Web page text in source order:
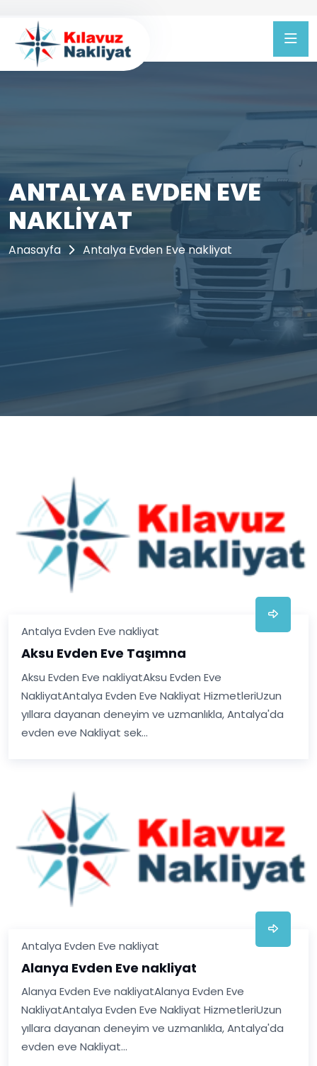
ANTALYA EVDEN EVE
NAKLIYAT
Anasayfa Antalya Evden Eve nakliyat
Antalya Evden Eve nakliyat
Aksu Evden Eve Taşımna
Aksu Evden Eve nakliyatAksu Evden Eve
NakliyatAntalya Evden Eve Nakliyat HizmetleriUzun
yıllara dayanan deneyim ve uzmanlıkla, Antalya'da
evden eve Nakliyat sek...
Antalya Evden Eve nakliyat
Alanya Evden Eve nakliyat
Alanya Evden Eve nakliyatAlanya Evden Eve
NakliyatAntalya Evden Eve Nakliyat HizmetleriUzun
yıllara dayanan deneyim ve uzmanlıkla, Antalya'da
evden eve Nakliyat...